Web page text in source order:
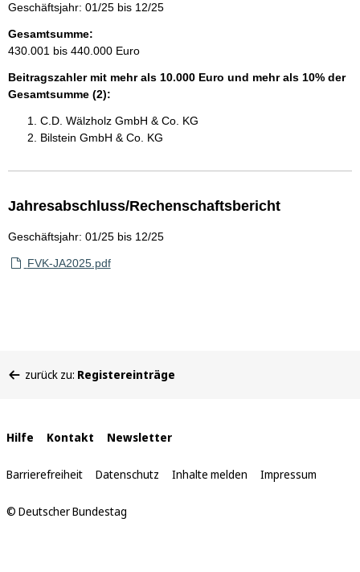
Geschäftsjahr: 01/25 bis 12/25
Gesamtsumme:
430.001 bis 440.000 Euro
Beitragszahler mit mehr als 10.000 Euro und mehr als 10% der
Gesamtsumme (2):
C.D. Wälzholz GmbH & Co. KG
Bilstein GmbH & Co. KG
Jahresabschluss/Rechenschaftsbericht
Geschäftsjahr: 01/25 bis 12/25
FVK-JA2025.pdf
befinden
zurück zu: Registereinträge
Interne
Links
Hilfe Kontakt Newsletter
Barrierefreiheit Datenschutz Inhalte melden Impressum
© Deutscher Bundestag